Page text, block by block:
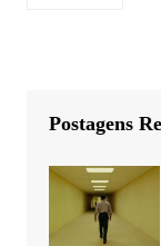
Postagens